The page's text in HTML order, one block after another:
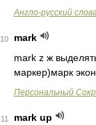
Англо-русский
10
mark
mark z ж
маркер)марк
Персональный
11
mark up